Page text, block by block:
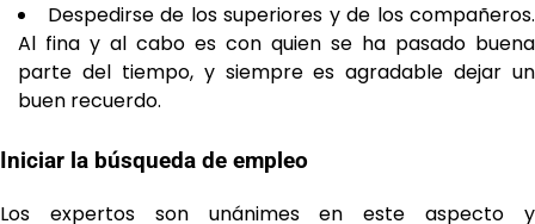
Despedirse de los superiores y de los compañeros.
Al fina y al cabo es con quien se ha pasado buena
parte del tiempo, y siempre es agradable dejar un
buen recuerdo.
Iniciar la búsqueda de empleo
Los expertos son unánimes en este aspecto y